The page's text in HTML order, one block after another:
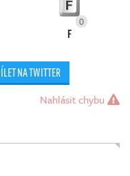
0
F
NA TWITTER
Nahlásit chybu